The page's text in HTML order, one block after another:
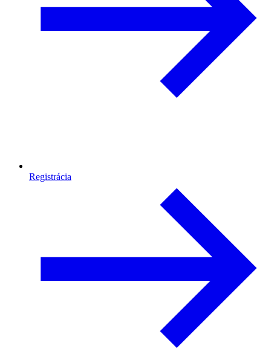
Registrácia